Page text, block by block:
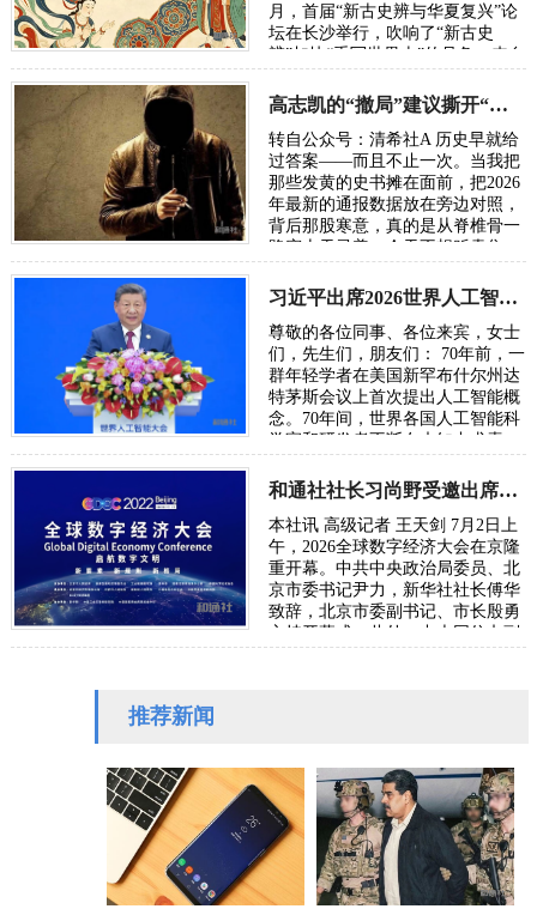
月，首届“新古史辨与华夏复兴”论
坛在长沙举行，吹响了“新古史
辨”加快“重写世界史”的号角。来自
在反思百年“…
高志凯的“撤局”建议撕开“以夷灭华”的百年剧本
转自公众号：清希社A 历史早就给
过答案——而且不止一次。当我把
那些发黄的史书摊在面前，把2026
年最新的通报数据放在旁边对照，
背后那股寒意，真的是从脊椎骨一
路窜上天灵盖。今天不想贩卖焦
算清楚。因为…
习近平出席2026世界人工智能大会呼吁携手构建公正合理的全球人工智能治理体系
尊敬的各位同事、各位来宾，女士
们，先生们，朋友们： 70年前，一
群年轻学者在美国新罕布什尔州达
特茅斯会议上首次提出人工智能概
念。70年间，世界各国人工智能科
学家和研发者不断在未知中求索、
年后，…
和通社社长习尚野受邀出席2026年全球数字经济大会
本社讯 高级记者 王天剑 7月2日上
午，2026全球数字经济大会在京隆
重开幕。中共中央政治局委员、北
京市委书记尹力，新华社社长傅华
致辞，北京市委副书记、市长殷勇
主持开幕式。此外，中央网信办副
推荐新闻